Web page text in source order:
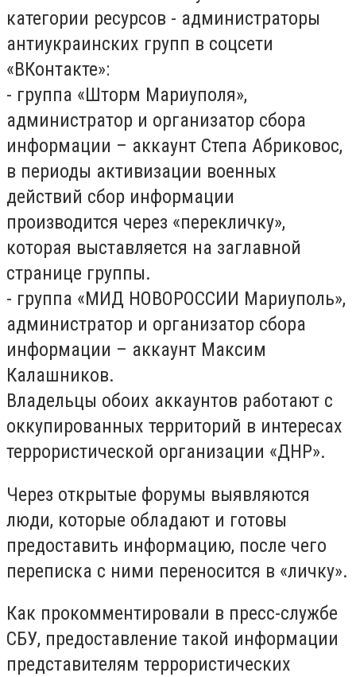
категории ресурсов - администраторы
антиукраинских групп в соцсети
«ВКонтакте»:
- группа «Шторм Мариуполя»,
администратор и организатор сбора
информации – аккаунт Степа Абриковос,
в периоды активизации военных
действий сбор информации
производится через «перекличку»,
которая выставляется на заглавной
странице группы.
- группа «МИД НОВОРОССИИ Мариуполь»,
администратор и организатор сбора
информации – аккаунт Максим
Калашников.
Владельцы обоих аккаунтов работают с
оккупированных территорий в интересах
террористической организации «ДНР».
Через открытые форумы выявляются
люди, которые обладают и готовы
предоставить информацию, после чего
переписка с ними переносится в «личку».
Как прокомментировали в пресс-службе
СБУ, предоставление такой информации
представителям террористических